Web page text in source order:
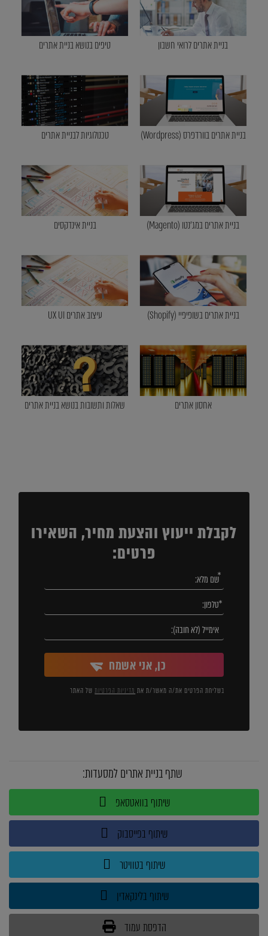
בניית אתרים לרואי חשבון טיפים בנושא בניית אתרים
בניית אתרים בוורדפרס (Wordpress) טכנולוגיות לבניית אתרים
בניית אתרים במג'נטו (Magento) בניית אינדקסים
בניית אתרים בשופיפיי (Shopify) עיצוב אתרים UX UI
אחסון אתרים שאלות ותשובות בנושא בניית אתרים
לקבלת ייעוץ והצעת מחיר, השאירו
פרטים:
כן, אני אשמח
בשליחת הפרטים את/ה מאשר/ת את מדיניות הפרטיותשל האתר
שתף בניית אתרים למסעדות:
שיתוף בוואטסאפ
שיתוף בפייסבוק
שיתוף בטוויטר
שיתוף בלינקאדין
הדפסת עמוד